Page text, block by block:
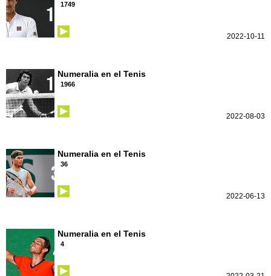
1749
2022-10-11
Numeralia en el Tenis
1966
2022-08-03
Numeralia en el Tenis
36
2022-06-13
Numeralia en el Tenis
4